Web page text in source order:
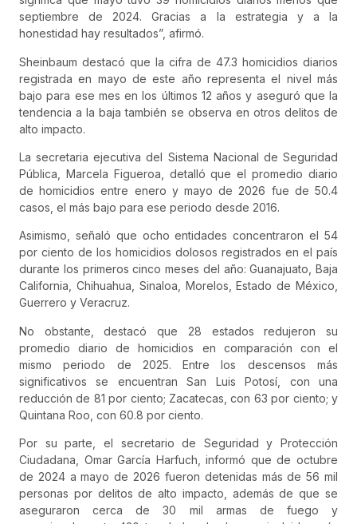
septiembre de 2024. Gracias a la estrategia y a la
honestidad hay resultados”, afirmó.
Sheinbaum destacó que la cifra de 47.3 homicidios diarios
registrada en mayo de este año representa el nivel más
bajo para ese mes en los últimos 12 años y aseguró que la
tendencia a la baja también se observa en otros delitos de
alto impacto.
La secretaria ejecutiva del Sistema Nacional de Seguridad
Pública, Marcela Figueroa, detalló que el promedio diario
de homicidios entre enero y mayo de 2026 fue de 50.4
casos, el más bajo para ese periodo desde 2016.
Asimismo, señaló que ocho entidades concentraron el 54
por ciento de los homicidios dolosos registrados en el país
durante los primeros cinco meses del año: Guanajuato, Baja
California, Chihuahua, Sinaloa, Morelos, Estado de México,
Guerrero y Veracruz.
No obstante, destacó que 28 estados redujeron su
promedio diario de homicidios en comparación con el
mismo periodo de 2025. Entre los descensos más
significativos se encuentran San Luis Potosí, con una
reducción de 81 por ciento; Zacatecas, con 63 por ciento; y
Quintana Roo, con 60.8 por ciento.
Por su parte, el secretario de Seguridad y Protección
Ciudadana, Omar García Harfuch, informó que de octubre
de 2024 a mayo de 2026 fueron detenidas más de 56 mil
personas por delitos de alto impacto, además de que se
aseguraron cerca de 30 mil armas de fuego y